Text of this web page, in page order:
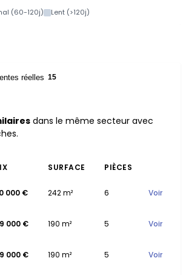
(60-120j) Lent (>120j)
réelles 15
dans le même secteur avec
SURFACE
PIÈCES
000 € 242 m² 6 Voir
000 € 190 m² 5 Voir
000 € 190 m² 5 Voir